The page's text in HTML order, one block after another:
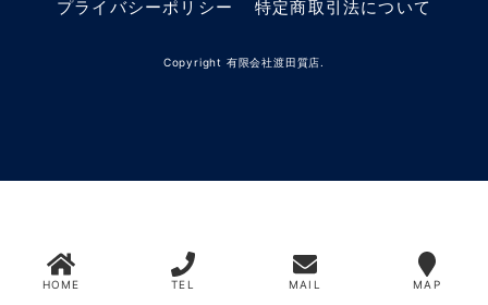
プライバシーポリシー 特定商取引法について
Copyright 有限会社渡田質店.
HOME TEL MAIL MAP